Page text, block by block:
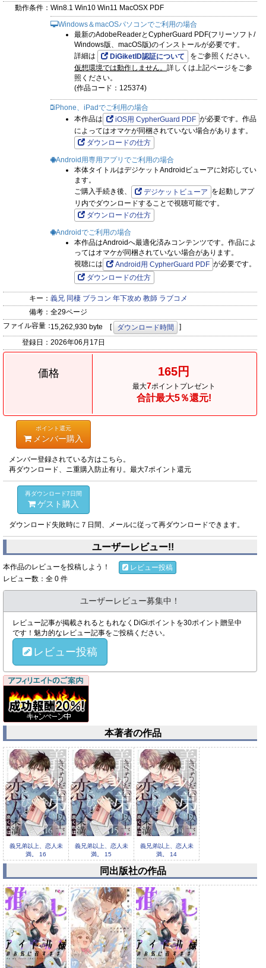
動作条件： Win8.1 Win10 Win11 MacOSX PDF
Windows＆macOSパソコンでご利用の場合
最新のAdobeReaderとCypherGuard PDF(フリーソフト/
Windows版、macOS版)のインストールが必要です。
詳細は
DiGiketID認証について
をご参照ください。
仮想環境では動作しません。 詳しくは上記ページをご参
照ください。
(作品コード：125374)
iPhone、iPadでご利用の場合
本作品は
iOS用 CypherGuard PDF が必要です。作品
によってはオマケが同梱されていない場合があります。
ダウンロードの仕方
Android用専用アプリでご利用の場合
本体タイトルはデジケットAndroidビューアに対応してい
ます。
ご購入手続き後、
デジケットビューア を起動しアプ
リ内でダウンロードすることで視聴可能です。
ダウンロードの仕方
Androidでご利用の場合
本作品はAndroidへ最適化済みコンテンツです。作品によ
ってはオマケが同梱されていない場合があります。
視聴には
Android用 CypherGuard PDF が必要です。
ダウンロードの仕方
キー： 義兄 同棲 ブラコン 年下攻め 教師 ラブコメ
備考： 全29ページ
ファイル容量：15,262,930 byte [ ダウンロード時間
]
登録日： 2026年06月17日
価格 165円
最大7ポイントプレゼント
合計最大5％還元!
ポイント還元
メンバー購入
メンバー登録されている方はこちら。
再ダウンロード、ニ重購入防止有り。最大7ポイント還元
再ダウンロード7日間
ゲスト購入
ダウンロード失敗時に７日間、メールに従って再ダウンロードできます。
ユーザーレビュー!!
本作品のレビューを投稿しよう！
レビュー投稿
レビュー数：全 0 件
ユーザーレビュー募集中！
レビュー記事が掲載されるともれなくDiGiポイントを30ポイント贈呈中
です！魅力的なレビュー記事をご投稿ください。
レビュー投稿
本著者の作品
義兄弟以上、恋人未
満。 16
義兄弟以上、恋人未
満。 15
義兄弟以上、恋人未
満。 14
義兄弟以上、恋人未
同出版社の作品